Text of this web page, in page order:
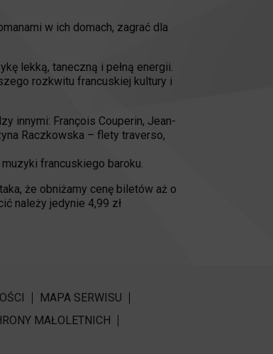
w ich domach, zagrać dla
lekką, taneczną i pełną energii.
rozkwitu francuskiej kultury i
innymi: François Couperin, Jean-
Raczkowska – flety traverso,
francuskiego baroku.
że obniżamy cenę biletów aż o
należy jedynie 4,99 zł
MAPA SERWISU
MAŁOLETNICH